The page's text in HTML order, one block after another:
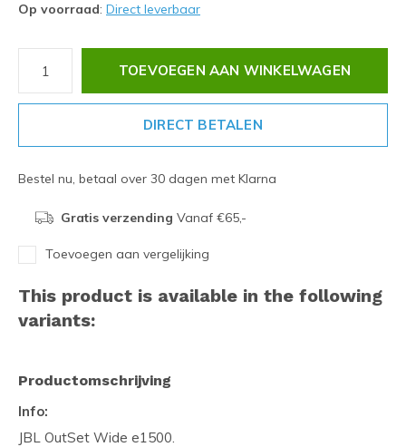
Op voorraad: Direct leverbaar
TOEVOEGEN AAN WINKELWAGEN
DIRECT BETALEN
Bestel nu, betaal over 30 dagen met Klarna
Gratis verzending Vanaf €65,-
Toevoegen aan vergelijking
This product is available in the following
variants:
Productomschrijving
Info:
JBL OutSet Wide e1500.